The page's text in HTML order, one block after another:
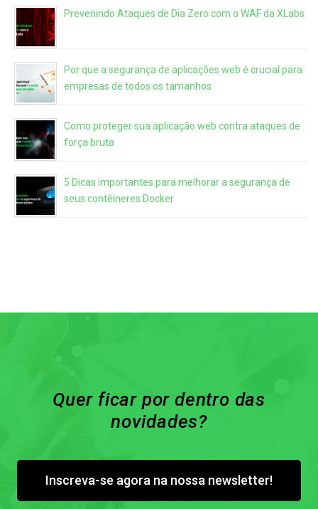
Prevenindo Ataques de Dia Zero com o WAF da XLabs
Por que a segurança de aplicações web é crucial para
empresas de todos os tamanhos
Como proteger sua aplicação web contra ataques de
força bruta
5 Dicas importantes para melhorar a segurança de
seus contêineres Docker
Quer ficar por dentro das
novidades?
Inscreva-se agora na nossa newsletter!